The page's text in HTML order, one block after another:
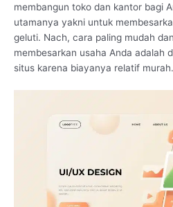
membangun toko dan kantor bagi
utamanya yakni untuk
geluti. Nach, cara paling mudah
membesarkan usaha Anda adalah
situs karena biayanya relatif murah.